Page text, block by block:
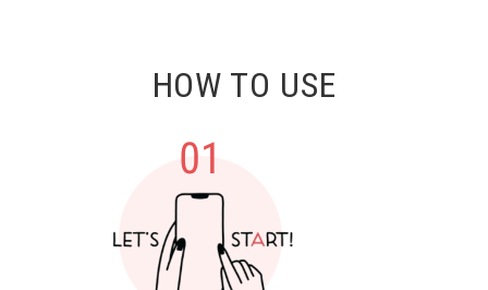
HOW TO USE